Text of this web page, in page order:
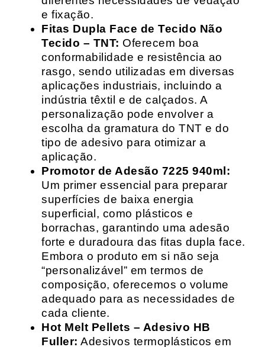
e fixação.
Fitas Dupla Face de Tecido Não
Tecido – TNT: Oferecem boa
conformabilidade e resistência ao
rasgo, sendo utilizadas em diversas
aplicações industriais, incluindo a
indústria têxtil e de calçados. A
personalização pode envolver a
escolha da gramatura do TNT e do
tipo de adesivo para otimizar a
aplicação.
Promotor de Adesão 7225 940ml:
Um primer essencial para preparar
superfícies de baixa energia
superficial, como plásticos e
borrachas, garantindo uma adesão
forte e duradoura das fitas dupla face.
Embora o produto em si não seja
“personalizável” em termos de
composição, oferecemos o volume
adequado para as necessidades de
cada cliente.
Hot Melt Pellets – Adesivo HB
Fuller: Adesivos termoplásticos em